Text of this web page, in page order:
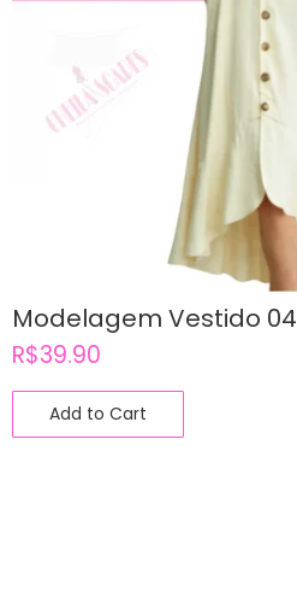
Modelagem Vestido 04
R$39.90
Add to Cart